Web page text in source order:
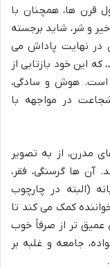
قرن ها، همچنان با
خیر و شر، شاید برجسته
در نهایت پاداش می
این خود بازتابی از
است. هوش و سادگی،
در مواجهه با
مدرن، از به تصویر
آن ها گرسنگی، فقر،
(البته در چارچوب
کمک می کند تا
تر از صرفاً خوب
جامعه و غلبه بر